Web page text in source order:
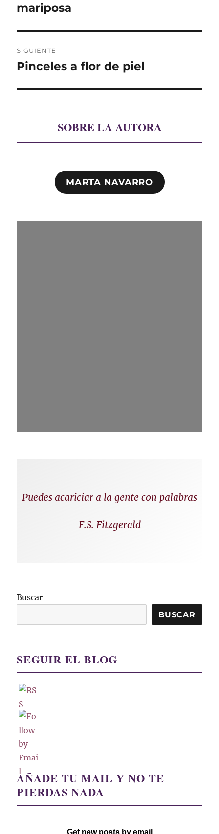
entradas
anterior:
mariposa
SIGUIENTE
Entrada
Pinceles a flor de piel
SOBRE LA AUTORA
MARTA NAVARRO
Puedes acariciar a la gente con palabras
F.S. Fitzgerald
Buscar
BUSCAR
SEGUIR EL BLOG
AÑADE TU MAIL Y NO TE
PIERDAS NADA
Get new posts by email